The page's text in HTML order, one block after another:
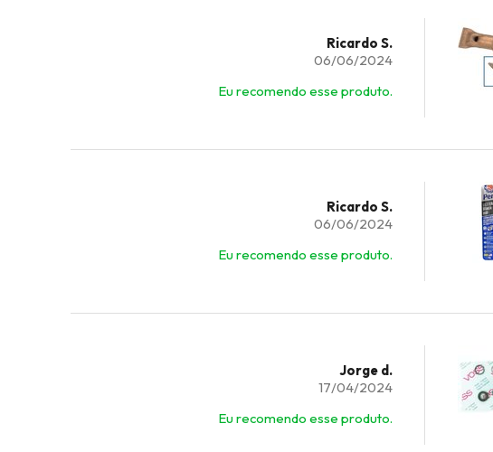
Ricardo S.
06/06/2024
Eu recomendo esse produto.
Ricardo S.
06/06/2024
Eu recomendo esse produto.
Jorge d.
17/04/2024
Eu recomendo esse produto.